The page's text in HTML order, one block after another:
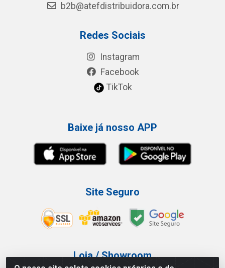
b2b@atefdistribuidora.com.br
Redes Sociais
Instagram
Facebook
TikTok
Baixe já nosso APP
Site Seguro
Loja / Showroom